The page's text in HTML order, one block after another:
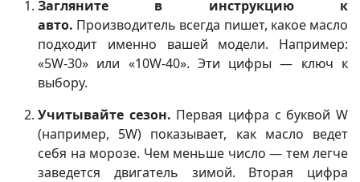
Загляните в инструкцию к
авто. Производитель всегда пишет, какое масло
подходит именно вашей модели. Например:
«5W-30» или «10W-40». Эти цифры — ключ к
выбору.
Учитывайте сезон. Первая цифра с буквой W
(например, 5W) показывает, как масло ведет
себя на морозе. Чем меньше число — тем легче
заведется двигатель зимой. Вторая цифра